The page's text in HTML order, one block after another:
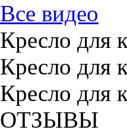
Все видео
Кресло для
Кресло для
Кресло для
ОТЗЫВЫ